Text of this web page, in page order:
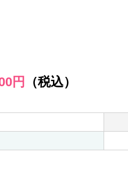
円 （税込）